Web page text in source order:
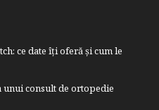
ce date îți oferă și cum le
unui consult de ortopedie